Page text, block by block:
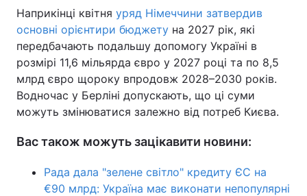
Наприкінці квітня уряд Німеччини затвердив
основні орієнтири бюджету на 2027 рік, які
передбачають подальшу допомогу Україні в
розмірі 11,6 мільярда євро у 2027 році та по 8,5
млрд євро щороку впродовж 2028–2030 років.
Водночас у Берліні допускають, що ці суми
можуть змінюватися залежно від потреб Києва.
Вас також можуть зацікавити новини:
Рада дала "зелене світло" кредиту ЄС на
€90 млрд: Україна має виконати непопулярні